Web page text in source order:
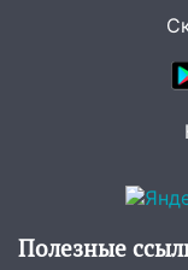
на
«Культурное
17:23
области на 8
Полезные